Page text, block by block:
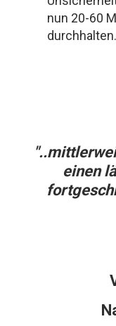
nun 20-60
durchhalten.
einen